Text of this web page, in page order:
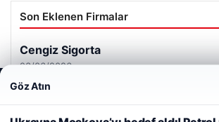
Son Eklenen Firmalar
Cengiz Sigorta
23/06/2026
Web sitemizi nasıl kullandığınızı daha iyi
deneyiminizi kişiselleştirmek ve geliştirmek
kullanıyoruz.
Çerez Politikamız
Göz Atın